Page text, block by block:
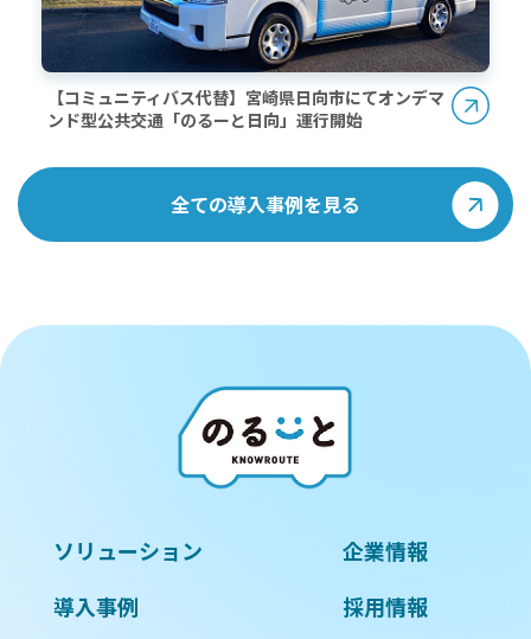
【コミュニティバス代替】宮崎県日向市にてオンデマ
ンド型公共交通「のるーと日向」運行開始
全ての導入事例を見る
ソリューション
導入事例
企業情報
採用情報